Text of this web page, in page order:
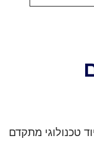
טכנולוגי מתקדם